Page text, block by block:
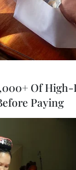
lần
mới một ngày
Of
Paying